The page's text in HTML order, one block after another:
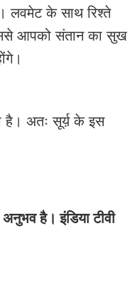
लवमेट के साथ रिश्ते
आपको संतान का सुख
है। अतः सूर्य़ के इस
है। इंडिया टीवी